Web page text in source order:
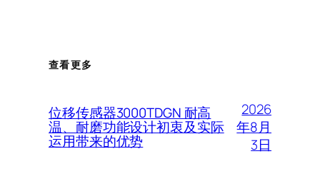
查看更多
位移传感器3000TDGN 耐高
温、耐磨功能设计初衷及实际
运用带来的优势
2026
年8月
3日